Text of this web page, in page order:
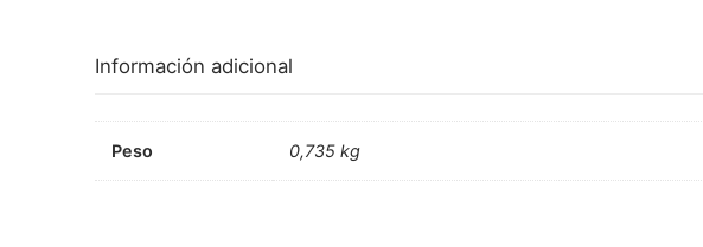
Información adicional
Peso 0,735 kg